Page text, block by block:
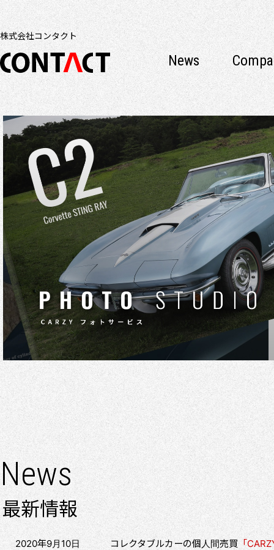
株式会社コンタクト
News
News
最新情報
2020年9月10日 コレクタブルカーの個人間売買 「